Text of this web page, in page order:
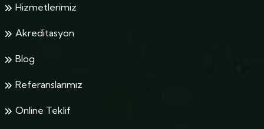
Hizmetlerimiz
Akreditasyon
Blog
Referanslarımız
Online Teklif